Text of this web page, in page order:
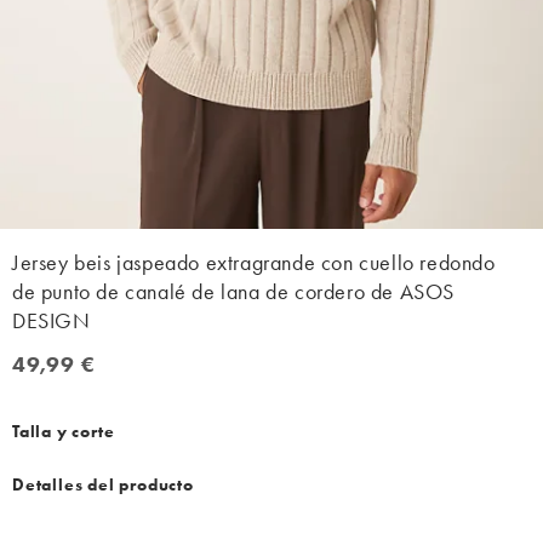
Jersey beis jaspeado extragrande con cuello redondo
de punto de canalé de lana de cordero de ASOS
DESIGN
49,99 €
49,99 €
Talla y corte
Detalles del producto